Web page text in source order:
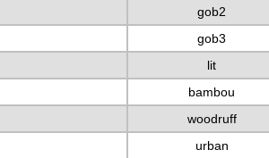
gob2
gob3
lit
bambou
woodruff
urban